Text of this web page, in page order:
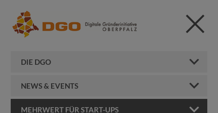
DIE DGO
NEWS & EVENTS
MEHRWERT FÜR START-UPS